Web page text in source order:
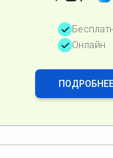
Онлайн